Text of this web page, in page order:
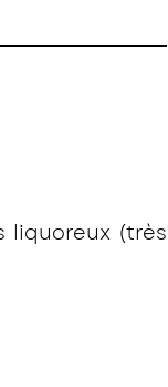
liquoreux (très